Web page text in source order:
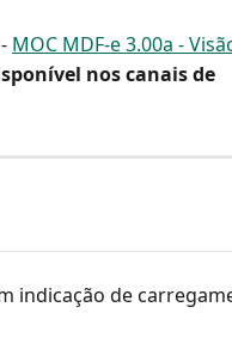
MOC MDF-e 3.00a -
nos canais de
indicação de